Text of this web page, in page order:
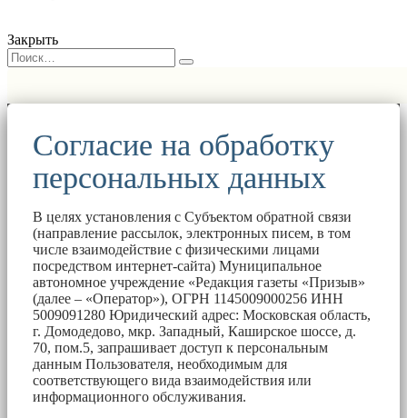
Закрыть
Согласие на обработку
персональных данных
В целях установления с Субъектом обратной связи
(направление рассылок, электронных писем, в том
числе взаимодействие с физическими лицами
посредством интернет-сайта) Муниципальное
автономное учреждение «Редакция газеты «Призыв»
(далее – «Оператор»), ОГРН 1145009000256 ИНН
5009091280 Юридический адрес: Московская область,
г. Домодедово, мкр. Западный, Каширское шоссе, д.
70, пом.5, запрашивает доступ к персональным
данным Пользователя, необходимым для
соответствующего вида взаимодействия или
информационного обслуживания.